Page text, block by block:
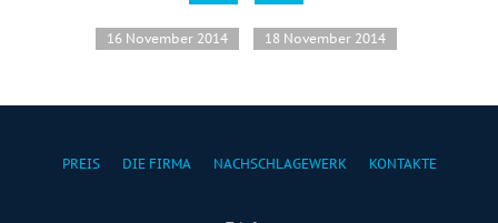
16 November 2014 18 November 2014
PREIS DIE FIRMA NACHSCHLAGEWERK KONTAKTE